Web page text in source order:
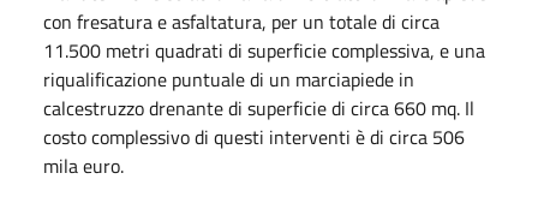
con fresatura e asfaltatura, per un totale di circa
11.500 metri quadrati di superficie complessiva, e una
riqualificazione puntuale di un marciapiede in
calcestruzzo drenante di superficie di circa 660 mq. Il
costo complessivo di questi interventi è di circa 506
mila euro.